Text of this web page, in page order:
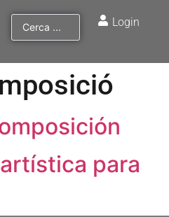
Login
para